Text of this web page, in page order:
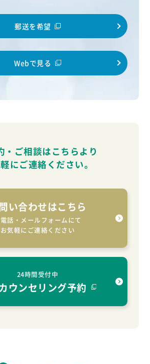
郵送を希望
Webで見る
・ご相談はこちらより
にご連絡ください。
い合わせはこちら
話・メールフォームにて
お気軽にご連絡ください
24時間受付中
ウンセリング予約